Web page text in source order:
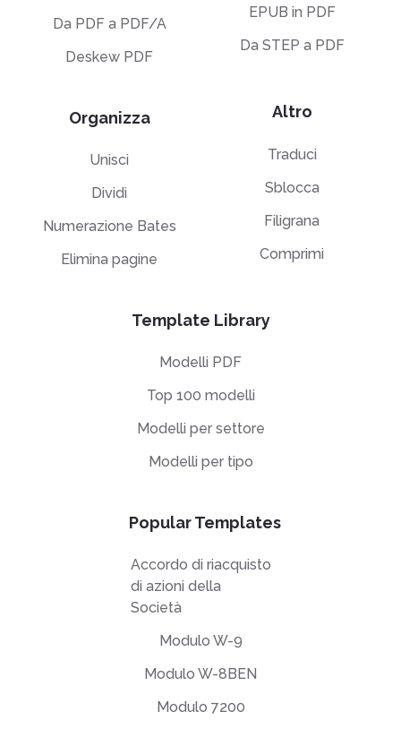
Da PDF a PDF/A
Deskew PDF
Organizza
Unisci
Dividi
Numerazione Bates
Elimina pagine
EPUB in PDF
Da STEP a PDF
Altro
Traduci
Sblocca
Filigrana
Comprimi
Template Library
Modelli PDF
Top 100 modelli
Modelli per settore
Modelli per tipo
Popular Templates
Accordo di riacquisto
di azioni della
Società
Modulo W-9
Modulo W-8BEN
Modulo 7200